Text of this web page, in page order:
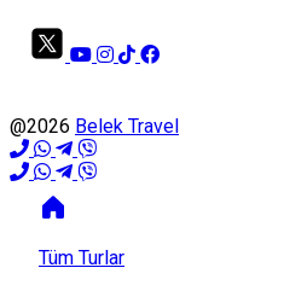
@2026 Belek Travel
Tüm Turlar